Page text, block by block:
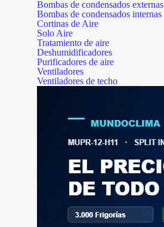
Bombas de condensados externas
Bombas de condensados internas
Cortinas de Aire
Solo Aire
Tratamiento de aire
Deshumidificadores
Purificadores de aire
Ventiladores
Ventiladores de techo